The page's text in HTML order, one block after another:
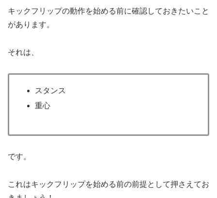
キックフリップの動作を始める前に確認しておきたいこと
があります。
それは、
スタンス
重心
です。
これはキックフリップを始める前の前提として押さえてお